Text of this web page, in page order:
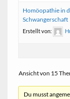
Homöopathie in
Schwangerschaft
Erstellt von:
Ansicht von 15
Du musst